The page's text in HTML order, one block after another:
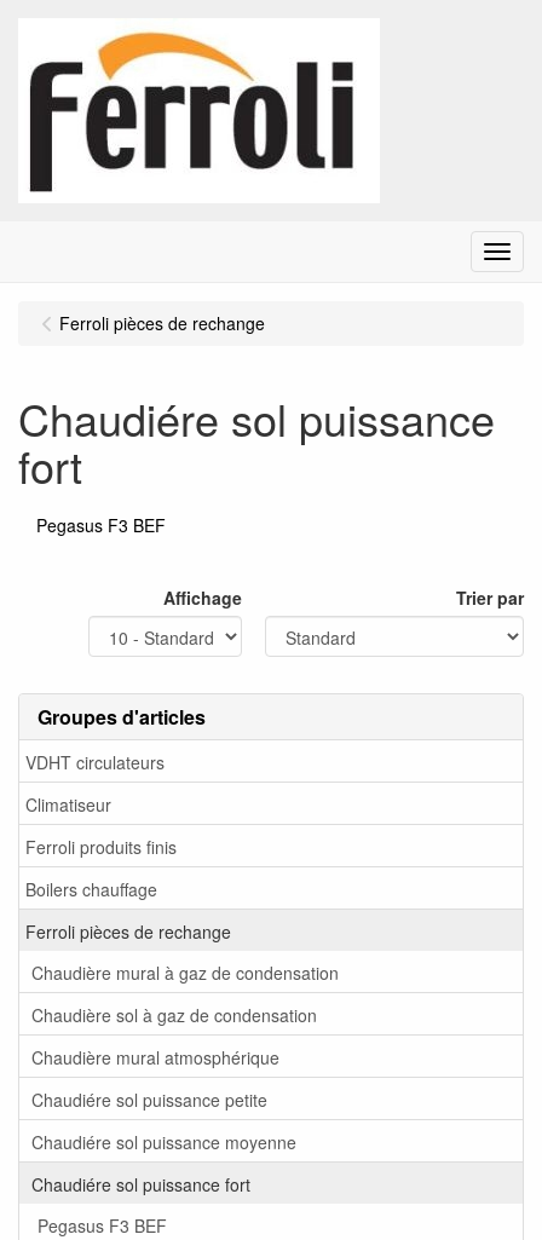
Menu
Groupes d'articles
VDHT circulateurs
Climatiseur
Ferroli produits finis
Boilers chauffage
Ferroli pièces de rechange
Chaudière mural à gaz de condensation
Chaudière sol à gaz de condensation
Chaudière mural atmosphérique
Chaudiére sol puissance petite
Chaudiére sol puissance moyenne
Chaudiére sol puissance fort
Pegasus F3 BEF
Ferroli pièces de rechange
Chaudiére sol puissance
fort
Pegasus F3 BEF
Affichage Trier par